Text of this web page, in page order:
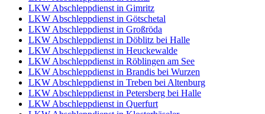
LKW Abschleppdienst in Gimritz
LKW Abschleppdienst in Götschetal
LKW Abschleppdienst in Großröda
LKW Abschleppdienst in Döblitz bei Halle
LKW Abschleppdienst in Heuckewalde
LKW Abschleppdienst in Röblingen am See
LKW Abschleppdienst in Brandis bei Wurzen
LKW Abschleppdienst in Treben bei Altenburg
LKW Abschleppdienst in Petersberg bei Halle
LKW Abschleppdienst in Querfurt